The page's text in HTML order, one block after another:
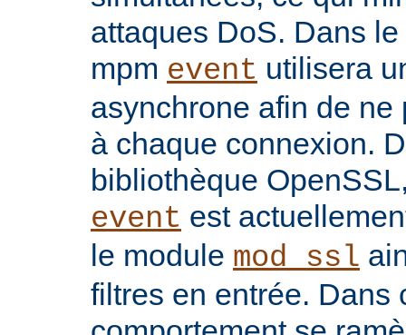
attaques DoS. Dans
mpm event utilisera
asynchrone afin de
à chaque connexion.
bibliothèque
event est
le module mod_ssl
filtres en entrée. Dans